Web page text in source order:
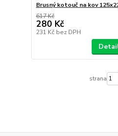
Brusný kotouč na kov
617 Kč
280 Kč
231 Kč bez DPH
strana